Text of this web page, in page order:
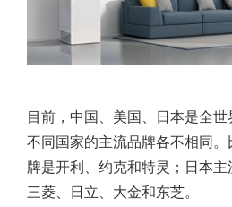
目前，中国、美国、日本是全世
不同国家的主流品牌各不相同
牌是开利、约克和特灵；日本主
三菱、日立、大金和东芝。